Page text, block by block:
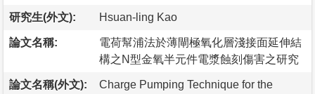
研究生(外文): Hsuan-ling Kao
論文名稱:
電荷幫浦法於薄閘極氧化層淺接面延伸結
構之N型金氧半元件電漿蝕刻傷害之研究
論文名稱(外文):
Charge Pumping Technique for the